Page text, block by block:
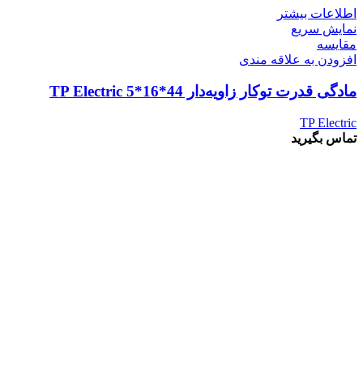
اطلاعات بیشتر
نمایش سریع
مقايسه
افزودن به علاقه مندی
مادگی قدرت توکار زاویه‌دار 44*16*5 TP Electric
TP Electric
تماس بگیرید